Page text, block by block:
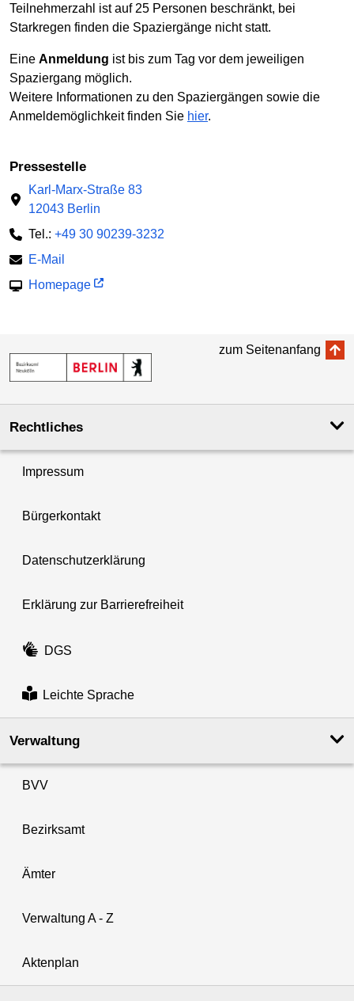
Teilnehmerzahl ist auf 25 Personen beschränkt, bei
Starkregen finden die Spaziergänge nicht statt.
Eine Anmeldung ist bis zum Tag vor dem jeweiligen
Spaziergang möglich.
Weitere Informationen zu den Spaziergängen sowie die
Anmeldemöglichkeit finden Sie hier.
Pressestelle
Karl-Marx-Straße 83
12043 Berlin
Tel.: +49 30 90239-3232
E-Mail
Homepage
zum Seitenanfang
Rechtliches
Impressum
Bürgerkontakt
Datenschutzerklärung
Erklärung zur Barrierefreiheit
DGS
Leichte Sprache
Verwaltung
BVV
Bezirksamt
Ämter
Verwaltung A - Z
Aktenplan